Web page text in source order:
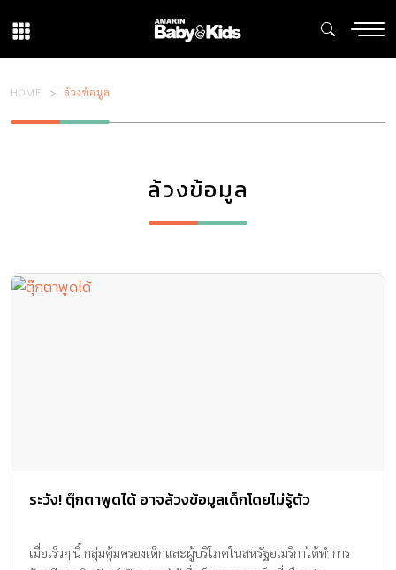
HOME ล้วงข้อมูล
ล้วงข้อมูล
ระวัง! ตุ๊กตาพูดได้ อาจล้วงข้อมูลเด็กโดยไม่รู้ตัว
เมื่อเร็วๆ นี้ กลุ่มคุ้มครองเด็กและผู้บริโภคในสหรัฐอเมริกาได้ทำการ